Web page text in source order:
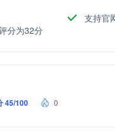
支持官
分为32分
45/100 0